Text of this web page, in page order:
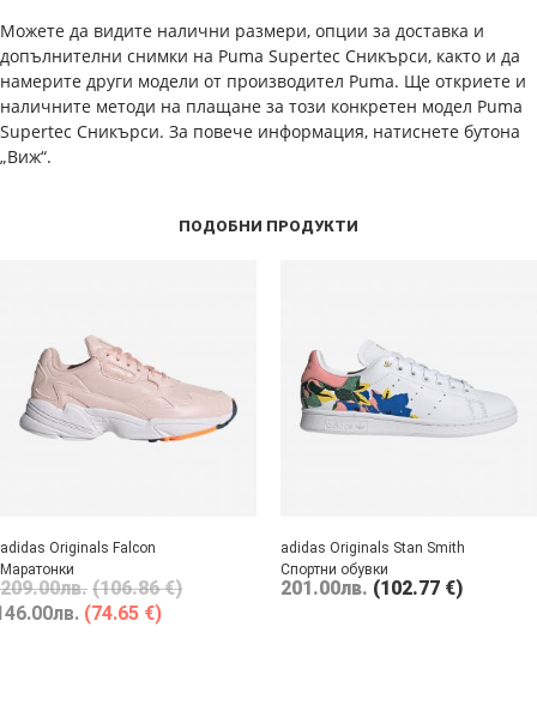
Можете да видите налични размери, опции за доставка и
допълнителни снимки на Puma Supertec Сникърси, както и да
намерите други модели от производител Puma. Ще откриете и
наличните методи на плащане за този конкретен модел Puma
Supertec Сникърси. За повече информация, натиснете бутона
„Виж“.
ПОДОБНИ ПРОДУКТИ
adidas Originals Falcon
Маратонки
209.00лв. (106.86 €)
лв. (74.65 €)
adidas Originals Stan Smith
Спортни обувки
201.00лв. (102.77 €)